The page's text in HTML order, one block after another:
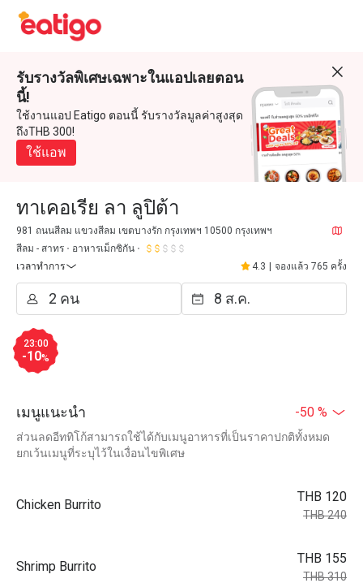
รับรางวัลพิเศษเฉพาะในแอปเลยตอน
นี้!
ใช้งานแอป Eatigo ตอนนี้ รับรางวัลมูลค่าสูงสุด
ถึงTHB 300!
ใช้แอพ
ทาเคอเรีย ลา ลูปิต้า
981 ถนนสีลม แขวงสีลม เขตบางรัก กรุงเทพฯ 10500 กรุงเทพฯ
สีลม - สาทร
อาหารเม็กซิกัน
เวลาทำการ
4.3 จองแล้ว 765 ครั้ง
23:00
-10%
เมนูแนะนำ -50 %
ส่วนลดอีททิโก้สามารถใช้ได้กับเมนูอาหารที่เป็นราคาปกติทั้งหมด
ยกเว้นเมนูที่ระบุไว้ในเงื่อนไขพิเศษ
Chicken Burrito
THB 120
THB 240
Shrimp Burrito
THB 155
THB 310